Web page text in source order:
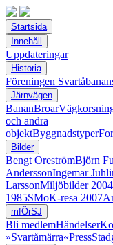
Startsida
Innehåll
Uppdateringar
Historia
Föreningen
Järnvägen
BananBroar
och andra
objektByggnadstyper
Bilder
Bengt OreströmBjörn
AnderssonIngemar
LarssonMiljöbilder 2004
1985SMoK-resa 2007
mfÖrSJ
Bli medlemHändelser
»Svartåmärra«Press